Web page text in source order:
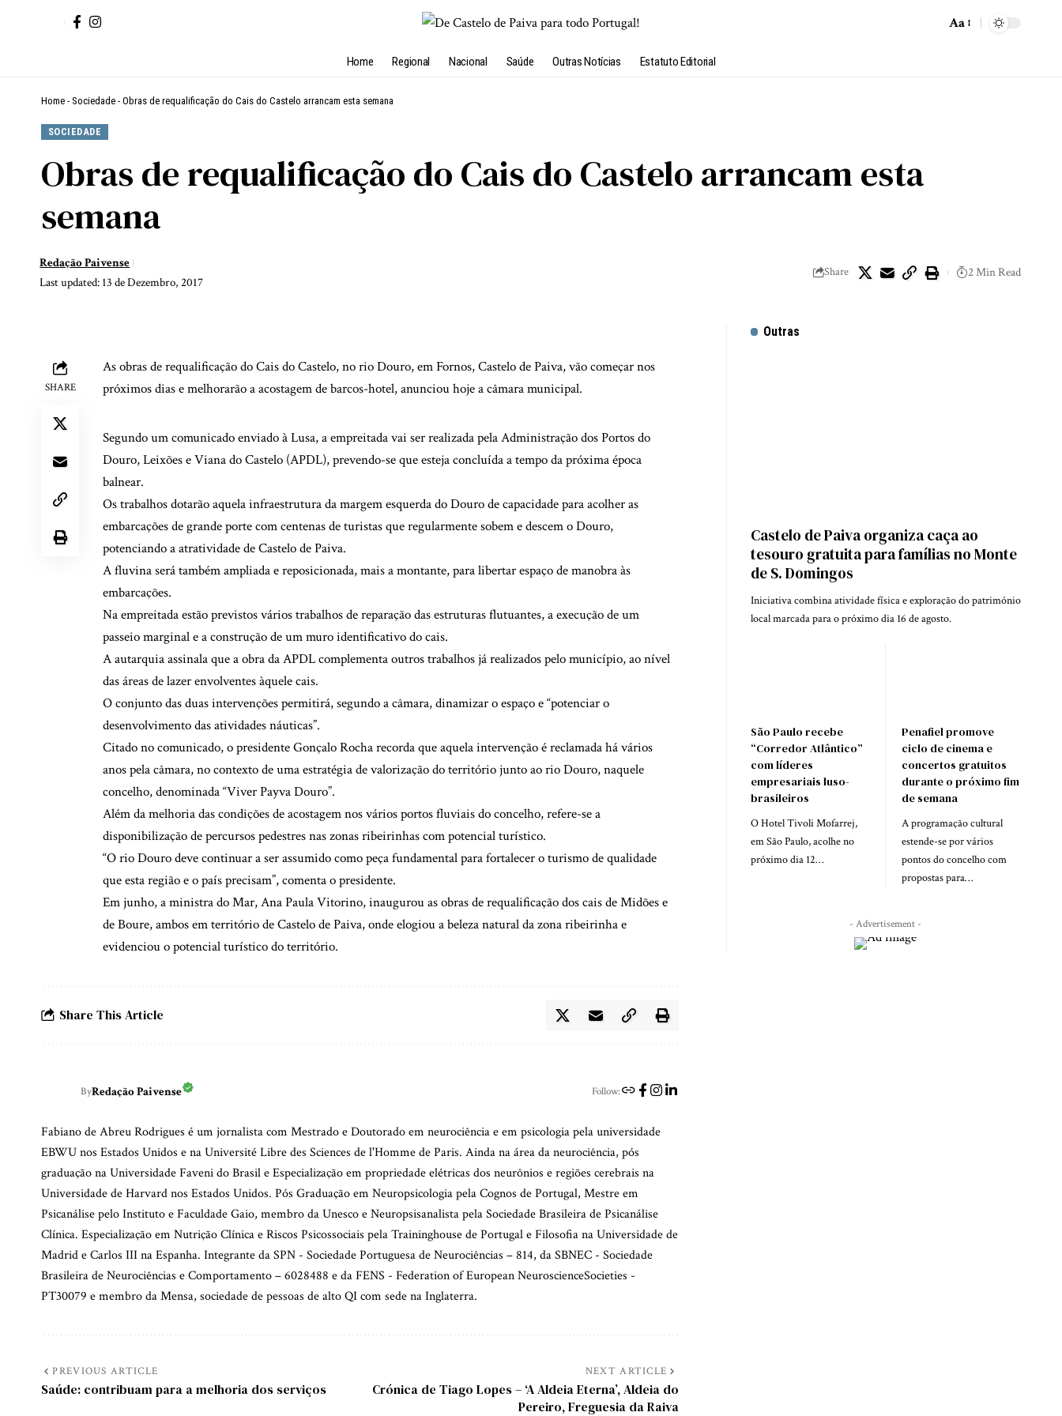
Aa
Home Regional Nacional Saúde Outras Notícias Estatuto Editorial
Home - Sociedade - Obras de requalificação do Cais do Castelo arrancam esta semana
SOCIEDADE
Obras de requalificação do Cais do Castelo arrancam esta
semana
Last updated: 13 de Dezembro, 2017
Redação Paivense
Share 2 Min Read
SHARE
As obras de requalificação do Cais do Castelo, no rio Douro, em Fornos, Castelo de Paiva, vão começar nos
próximos dias e melhorarão a acostagem de barcos-hotel, anunciou hoje a câmara municipal.
Segundo um comunicado enviado à Lusa, a empreitada vai ser realizada pela Administração dos Portos do
Douro, Leixões e Viana do Castelo (APDL), prevendo-se que esteja concluída a tempo da próxima época
balnear.
Os trabalhos dotarão aquela infraestrutura da margem esquerda do Douro de capacidade para acolher as
embarcações de grande porte com centenas de turistas que regularmente sobem e descem o Douro,
potenciando a atratividade de Castelo de Paiva.
A fluvina será também ampliada e reposicionada, mais a montante, para libertar espaço de manobra às
embarcações.
Na empreitada estão previstos vários trabalhos de reparação das estruturas flutuantes, a execução de um
passeio marginal e a construção de um muro identificativo do cais.
A autarquia assinala que a obra da APDL complementa outros trabalhos já realizados pelo município, ao nível
das áreas de lazer envolventes àquele cais.
O conjunto das duas intervenções permitirá, segundo a câmara, dinamizar o espaço e “potenciar o
desenvolvimento das atividades náuticas”.
Citado no comunicado, o presidente Gonçalo Rocha recorda que aquela intervenção é reclamada há vários
anos pela câmara, no contexto de uma estratégia de valorização do território junto ao rio Douro, naquele
concelho, denominada “Viver Payva Douro”.
Além da melhoria das condições de acostagem nos vários portos fluviais do concelho, refere-se a
disponibilização de percursos pedestres nas zonas ribeirinhas com potencial turístico.
“O rio Douro deve continuar a ser assumido como peça fundamental para fortalecer o turismo de qualidade
que esta região e o país precisam”, comenta o presidente.
Em junho, a ministra do Mar, Ana Paula Vitorino, inaugurou as obras de requalificação dos cais de Midões e
de Boure, ambos em território de Castelo de Paiva, onde elogiou a beleza natural da zona ribeirinha e
evidenciou o potencial turístico do território.
Share This Article
ByRedação Paivense Follow:
Fabiano de Abreu Rodrigues é um jornalista com Mestrado e Doutorado em neurociência e em psicologia pela universidade
EBWU nos Estados Unidos e na Université Libre des Sciences de l'Homme de Paris. Ainda na área da neurociência, pós
graduação na Universidade Faveni do Brasil e Especialização em propriedade elétricas dos neurônios e regiões cerebrais na
Universidade de Harvard nos Estados Unidos. Pós Graduação em Neuropsicologia pela Cognos de Portugal, Mestre em
Psicanálise pelo Instituto e Faculdade Gaio, membro da Unesco e Neuropsisanalista pela Sociedade Brasileira de Psicanálise
Clínica. Especialização em Nutrição Clínica e Riscos Psicossociais pela Traininghouse de Portugal e Filosofia na Universidade de
Madrid e Carlos III na Espanha. Integrante da SPN - Sociedade Portuguesa de Neurociências – 814, da SBNEC - Sociedade
Brasileira de Neurociências e Comportamento – 6028488 e da FENS - Federation of European NeuroscienceSocieties -
PT30079 e membro da Mensa, sociedade de pessoas de alto QI com sede na Inglaterra.
PREVIOUS ARTICLE
Saúde: contribuam para a melhoria dos serviços
NEXT ARTICLE
Crónica de Tiago Lopes – ‘A Aldeia Eterna’, Aldeia do
Pereiro, Freguesia da Raiva
Outras
Castelo de Paiva organiza caça ao
tesouro gratuita para famílias no Monte
de S. Domingos
Iniciativa combina atividade física e exploração do património
local marcada para o próximo dia 16 de agosto.
São Paulo recebe
“Corredor Atlântico”
com líderes
empresariais luso-
brasileiros
O Hotel Tivoli Mofarrej,
em São Paulo, acolhe no
próximo dia 12…
Penafiel promove
ciclo de cinema e
concertos gratuitos
durante o próximo fim
de semana
A programação cultural
estende-se por vários
pontos do concelho com
propostas para…
- Advertisement -